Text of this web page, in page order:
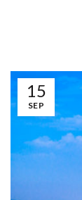
15
SEP